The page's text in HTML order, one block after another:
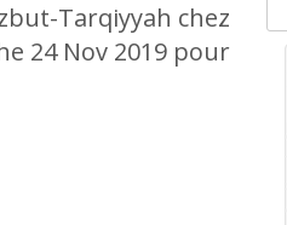
Tarqiyyah chez
24 Nov 2019 pour